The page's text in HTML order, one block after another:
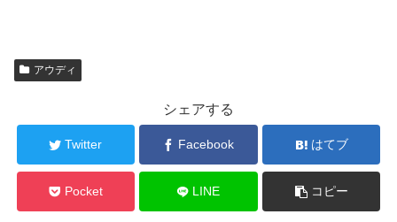
アウディ
シェアする
Twitter Facebook はてブ
Pocket LINE コピー